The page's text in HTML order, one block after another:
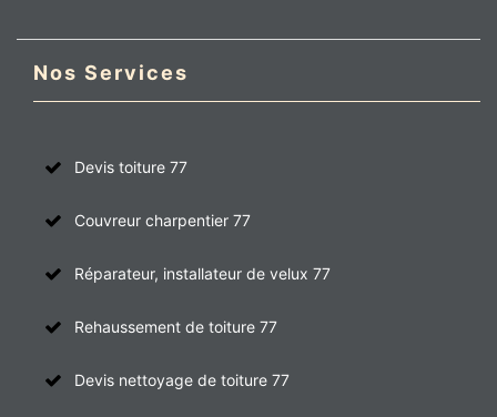
Nos Services
Devis toiture 77
Couvreur charpentier 77
Réparateur, installateur de velux 77
Rehaussement de toiture 77
Devis nettoyage de toiture 77